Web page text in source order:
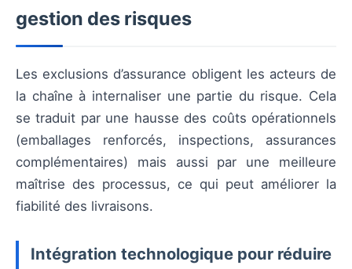
gestion des risques
Les exclusions d’assurance obligent les acteurs de
la chaîne à internaliser une partie du risque. Cela
se traduit par une hausse des coûts opérationnels
(emballages renforcés, inspections, assurances
complémentaires) mais aussi par une meilleure
maîtrise des processus, ce qui peut améliorer la
fiabilité des livraisons.
Intégration technologique pour réduire